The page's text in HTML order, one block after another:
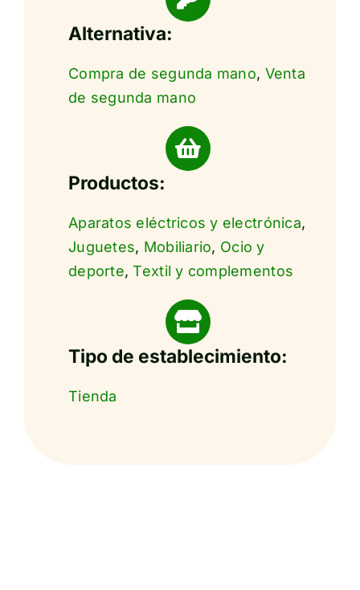
Alternativa:
Compra de segunda mano, Venta
de segunda mano
Productos:
Aparatos eléctricos y electrónica,
Juguetes, Mobiliario, Ocio y
deporte,Textil y complementos
Tipo de establecimiento:
Tienda